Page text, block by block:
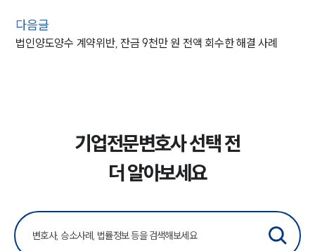
다음글
법인양도양수 계약위반, 잔금 9천만 원 전액 회수한 해결 사례
기업전문변호사 선택 전
더 알아보세요